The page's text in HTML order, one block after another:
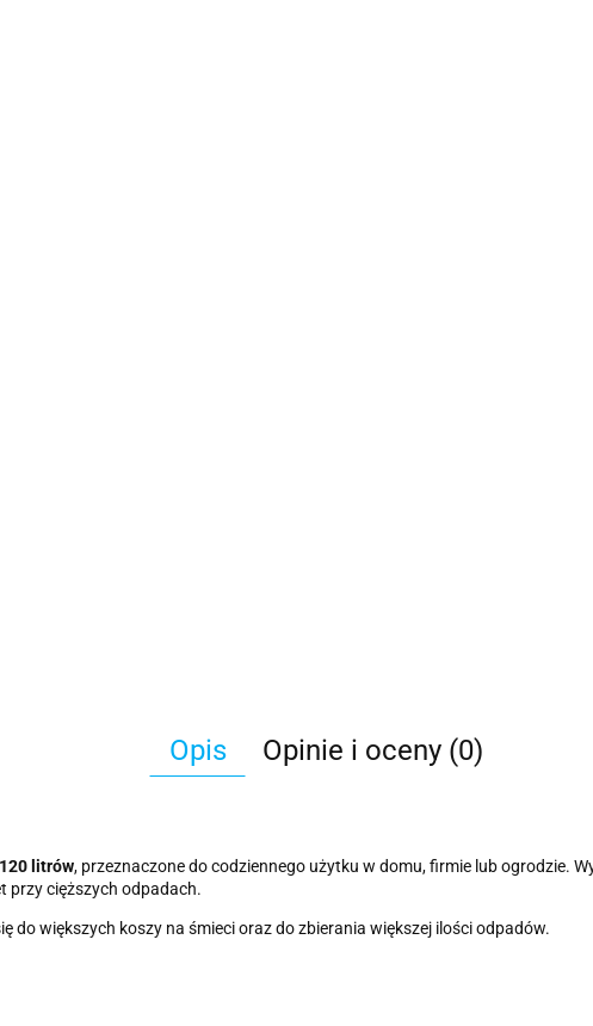
Opis Opinie i oceny (0)
120 litrów, przeznaczone do codziennego użytku w domu, firmie lub ogrodzie.
przy cięższych odpadach.
do większych koszy na śmieci oraz do zbierania większej ilości odpadów.